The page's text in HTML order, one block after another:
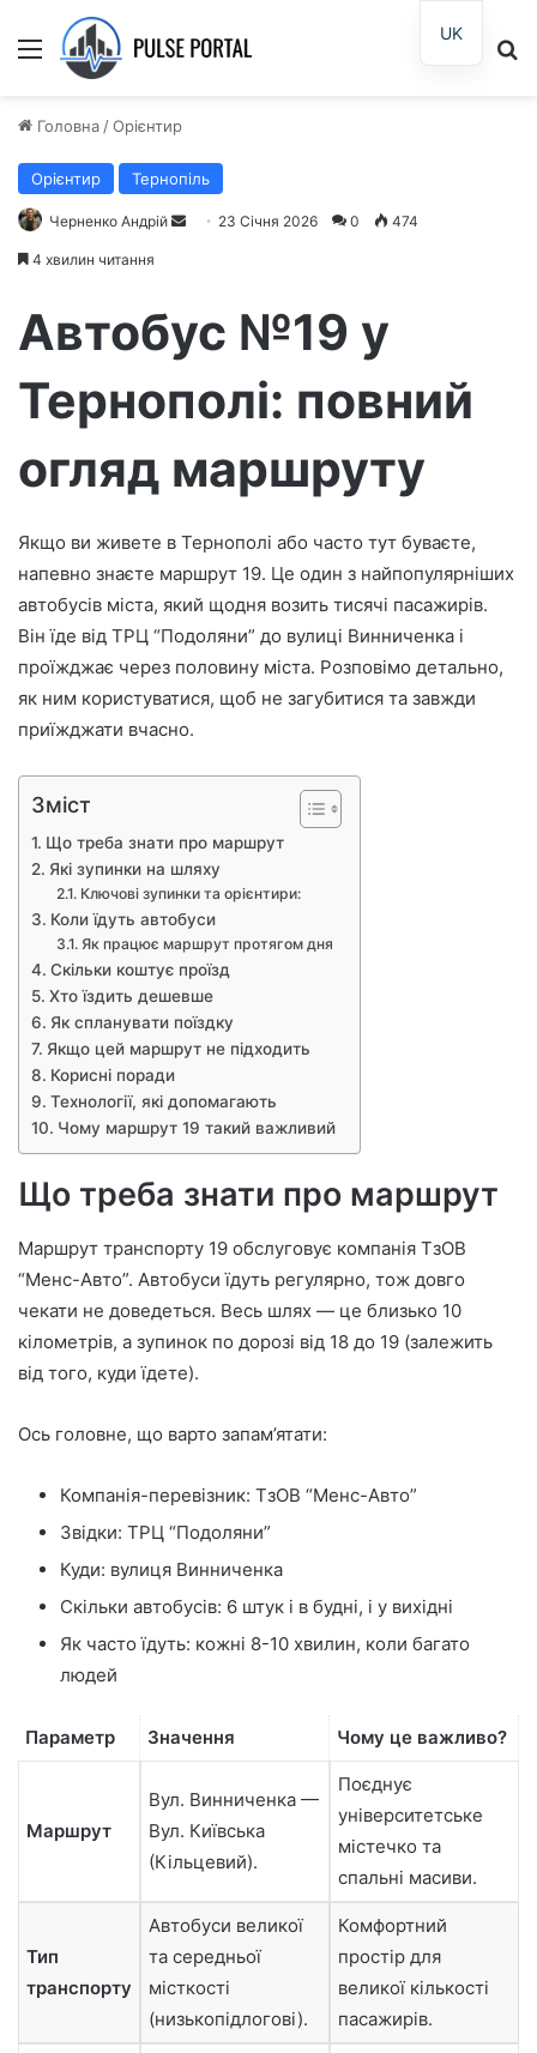
Меню
Головна /Орієнтир
Орієнтир Тернопіль
Черненко Андрій
ш
і
т
е
е
к
н
о
и
а
23 Січня 2026 0 474
4 хвилин читання
Автобус №19 у
Тернополі: повний
огляд маршруту
Якщо ви живете в Тернополі або часто тут буваєте,
напевно знаєте маршрут 19. Це один з найпопулярніших
автобусів міста, який щодня возить тисячі пасажирів.
Він їде від ТРЦ “Подоляни” до вулиці Винниченка і
проїжджає через половину міста. Розповімо детально,
як ним користуватися, щоб не загубитися та завжди
приїжджати вчасно.
Зміст
Що треба знати про маршрут
Які зупинки на шляху
Ключові зупинки та орієнтири:
Коли їдуть автобуси
Як працює маршрут протягом дня
Скільки коштує проїзд
Хто їздить дешевше
Як спланувати поїздку
Якщо цей маршрут не підходить
Корисні поради
Технології, які допомагають
Чому маршрут 19 такий важливий
Що треба знати про маршрут
Маршрут транспорту 19 обслуговує компанія ТзОВ
“Менс-Авто”. Автобуси їдуть регулярно, тож довго
чекати не доведеться. Весь шлях — це близько 10
кілометрів, а зупинок по дорозі від 18 до 19 (залежить
від того, куди їдете).
Ось головне, що варто запам’ятати:
Компанія-перевізник: ТзОВ “Менс-Авто”
Звідки: ТРЦ “Подоляни”
Куди: вулиця Винниченка
Скільки автобусів: 6 штук і в будні, і у вихідні
Як часто їдуть: кожні 8-10 хвилин, коли багато
людей
Параметр Значення Чому це важливо?
Маршрут
Вул. Винниченка —
Вул. Київська
(Кільцевий).
Поєднує
університетське
містечко та
спальні масиви.
Тип
транспорту
Автобуси великої
та середньої
місткості
(низькопідлогові).
Комфортний
простір для
великої кількості
пасажирів.
UK